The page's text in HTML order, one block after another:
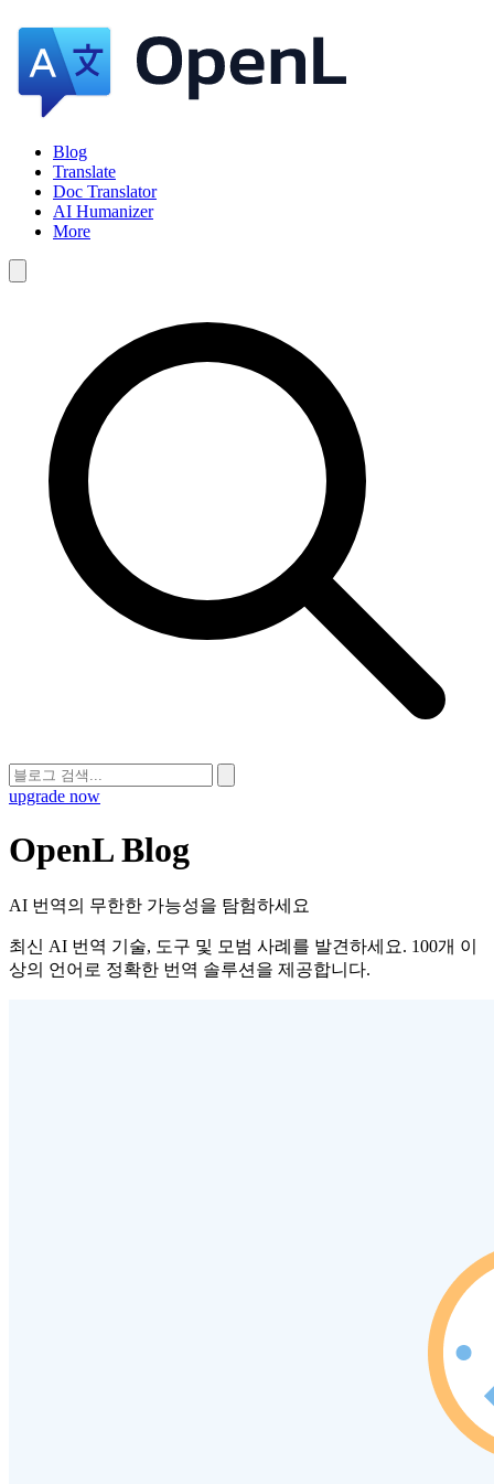
Blog
Translate
Doc Translator
AI Humanizer
More
upgrade now
OpenL Blog
AI 번역의 무한한 가능성을 탐험하세요
최신 AI 번역 기술, 도구 및 모범 사례를 발견하세요. 100개 이
상의 언어로 정확한 번역 솔루션을 제공합니다.